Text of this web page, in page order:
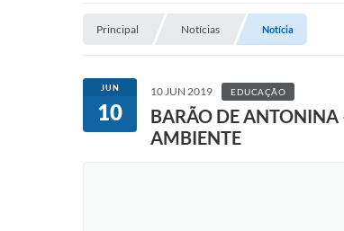
Principal Notícias Notícia
JUN
10
10 JUN 2019 EDUCAÇÃO
BARÃO DE
AMBIENTE